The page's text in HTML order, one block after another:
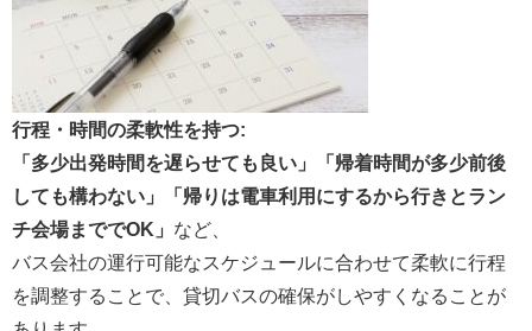
行程・時間の柔軟性を持つ:
「多少出発時間を遅らせても良い」「帰着時間が多少前後
しても構わない」「帰りは電車利用にするから行きとラン
チ会場まででOK」 など、
バス会社の運行可能なスケジュールに合わせて柔軟に行程
を調整することで、貸切バスの確保がしやすくなることが